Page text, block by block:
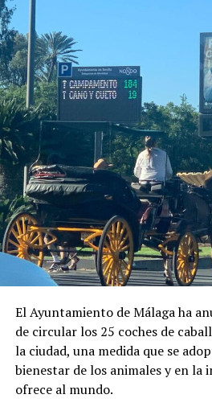
El Ayuntamiento de Málaga ha
de circular los 25 coches de
la ciudad, una medida que se
bienestar de los animales y en la
ofrece al mundo.